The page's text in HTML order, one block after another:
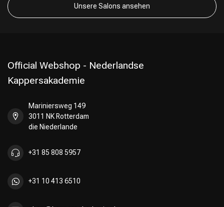
Unsere Salons ansehen
Official Webshop - Nederlandse
Kappersakademie
Mariniersweg 149
3011 NK Rotterdam
die Niederlande
+31 85 808 5957
+31 10 413 6510